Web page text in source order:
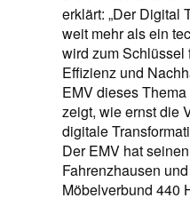
erklärt: „Der Digital
weit mehr als ein
wird zum Schlüssel
Effizienz und
EMV dieses
zeigt, wie ernst die
digitale
Der EMV hat
Fahrenzhausen
Möbelverbund 440